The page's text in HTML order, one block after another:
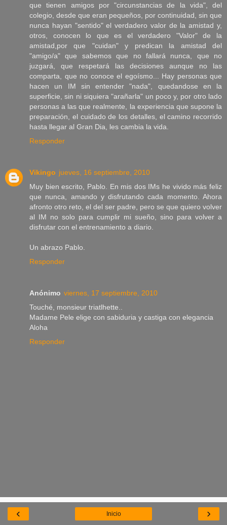
que tienen amigos por "circunstancias de la vida", del
colegio, desde que eran pequeños, por continuidad, sin que
nunca hayan "sentido" el verdadero valor de la amistad y,
otros, conocen lo que es el verdadero "Valor" de la
amistad,por que "cuidan" y predican la amistad del
"amigo/a" que sabemos que no fallará nunca, que no
juzgará, que respetará las decisiones aunque no las
comparta, que no conoce el egoísmo... Hay personas que
hacen un IM sin entender "nada", quedandose en la
superficie, sin ni siquiera "arañarla" un poco y, por otro lado
personas a las que realmente, la experiencia que supone la
preparación, el cuidado de los detalles, el camino recorrido
hasta llegar al Gran Dia, les cambia la vida.
Responder
Vikingo jueves, 16 septiembre, 2010
Muy bien escrito, Pablo. En mis dos IMs he vivido más feliz
que nunca, amando y disfrutando cada momento. Ahora
afronto otro reto, el del ser padre, pero se que quiero volver
al IM no solo para cumplir mi sueño, sino para volver a
disfrutar con el entrenamiento a diario.
Un abrazo Pablo.
Responder
Anónimo viernes, 17 septiembre, 2010
Touché, monsieur triatlhette..
Madame Pele elige con sabiduria y castiga con elegancia
Aloha
Responder
‹ ›
Inicio